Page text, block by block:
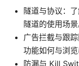
隧道与协议：
隧道的使用场景
广告拦截与跟
功能如何与浏
防漏与 Kill